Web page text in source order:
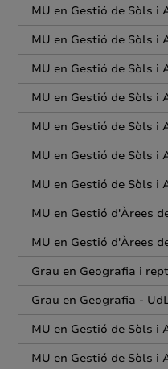
MU en Gestió de Sòls i
MU en Gestió de Sòls i
MU en Gestió de Sòls i
MU en Gestió de Sòls i
MU en Gestió de Sòls i
MU en Gestió de Sòls i
MU en Gestió de Sòls i
MU en Gestió d'Àrees
MU en Gestió d'Àrees
Grau en Geografia i
Grau en Geografia -
MU en Gestió de Sòls i
MU en Gestió de Sòls i